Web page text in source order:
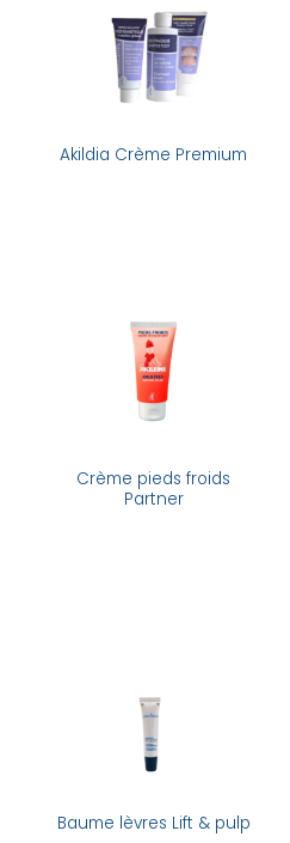
Akildia Crème Premium
Crème pieds froids
Partner
Baume lèvres Lift & pulp